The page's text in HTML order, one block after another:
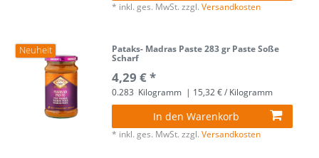
* inkl. ges. MwSt. zzgl.Versandkosten
Neuheit Pataks- Madras Paste 283 gr Paste Soße
Scharf
4,29 € *
0.283 Kilogramm | 15,32 € / Kilogramm
In den Warenkorb
* inkl. ges. MwSt. zzgl.Versandkosten